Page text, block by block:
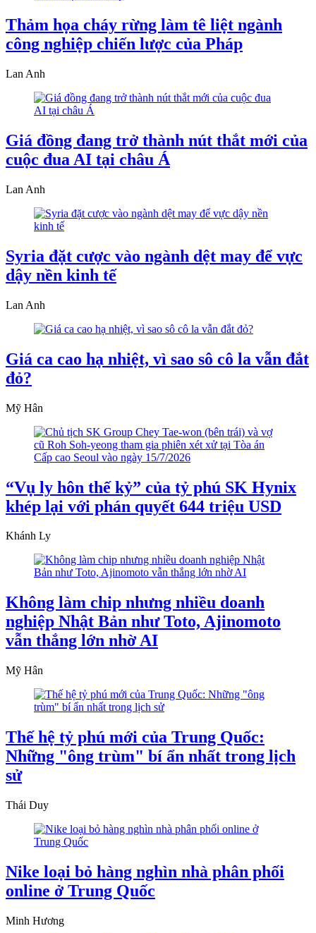
Thảm họa cháy rừng làm tê liệt ngành
công nghiệp chiến lược của Pháp
Lan Anh
Giá đồng đang trở thành nút thắt mới của
cuộc đua AI tại châu Á
Lan Anh
Syria đặt cược vào ngành dệt may để vực
dậy nền kinh tế
Lan Anh
Giá ca cao hạ nhiệt, vì sao sô cô la vẫn đắt
đỏ?
Mỹ Hân
“Vụ ly hôn thế kỷ” của tỷ phú SK Hynix
khép lại với phán quyết 644 triệu USD
Khánh Ly
Không làm chip nhưng nhiều doanh
nghiệp Nhật Bản như Toto, Ajinomoto
vẫn thắng lớn nhờ AI
Mỹ Hân
Thế hệ tỷ phú mới của Trung Quốc:
Những "ông trùm" bí ẩn nhất trong lịch
sử
Thái Duy
Nike loại bỏ hàng nghìn nhà phân phối
online ở Trung Quốc
Minh Hương